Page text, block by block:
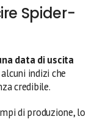
Spider-
data di uscita
indizi che
credibile.
di produzione, lo